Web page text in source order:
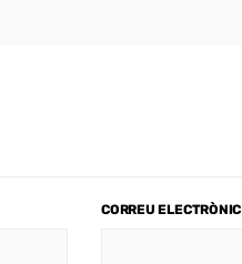
CORREU ELECTRÒNIC